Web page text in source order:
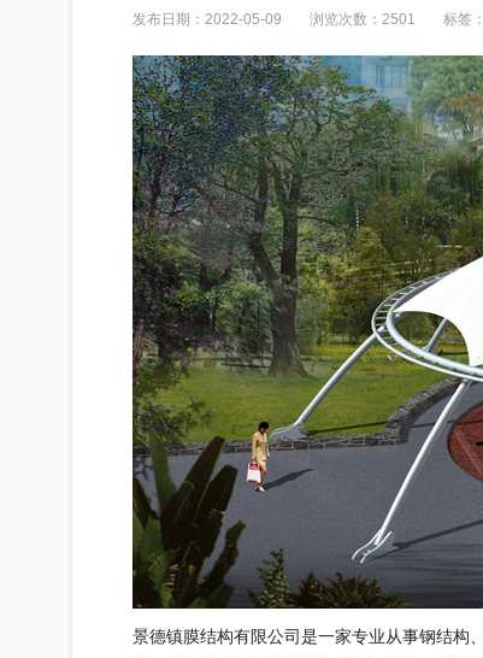
发布日期：2022-05-09 浏览次数：2501 标签：
景德镇膜结构有限公司是一家专业从事钢结构、